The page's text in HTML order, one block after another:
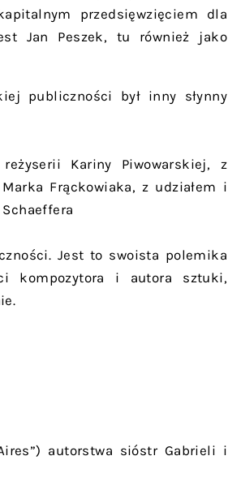
przedsięwzięciem dla
Jan Peszek, tu również jako
publiczności był inny słynny
Kariny Piwowarskiej, z
Frąckowiaka, z udziałem i
Jest to swoista polemika
kompozytora i autora sztuki,
autorstwa sióstr Gabrieli i